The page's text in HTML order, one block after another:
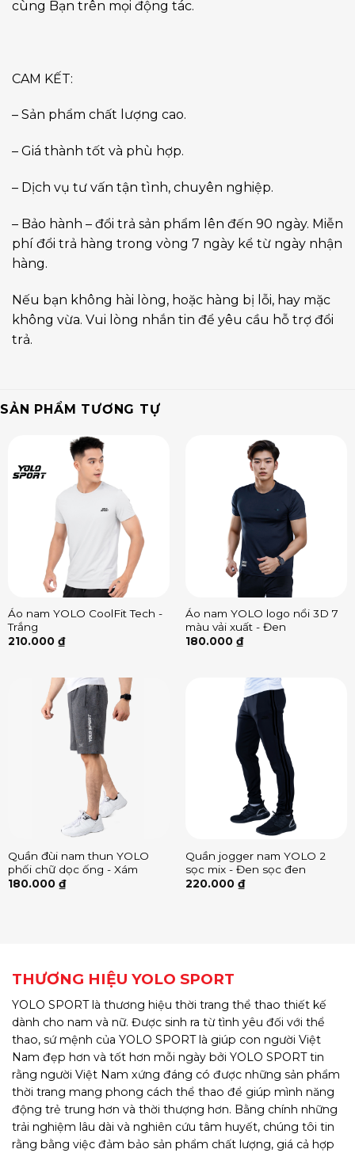
cùng Bạn trên mọi động tác.
CAM KẾT:
– Sản phẩm chất lượng cao.
– Giá thành tốt và phù hợp.
– Dịch vụ tư vấn tận tình, chuyên nghiệp.
– Bảo hành – đổi trả sản phẩm lên đến 90 ngày. Miễn
phí đổi trả hàng trong vòng 7 ngày kể từ ngày nhận
hàng.
Nếu bạn không hài lòng, hoặc hàng bị lỗi, hay mặc
không vừa. Vui lòng nhắn tin để yêu cầu hỗ trợ đổi
trả.
SẢN PHẨM TƯƠNG TỰ
Áo nam YOLO CoolFit Tech -
Trắng
210.000 ₫
Áo nam YOLO logo nổi 3D 7
màu vải xuất - Đen
180.000 ₫
Quần đùi nam thun YOLO
phối chữ dọc ống - Xám
180.000 ₫
Quần jogger nam YOLO 2
sọc mix - Đen sọc đen
220.000 ₫
THƯƠNG HIỆU YOLO SPORT
YOLO SPORT là thương hiệu thời trang thể thao thiết kế
dành cho nam và nữ. Được sinh ra từ tình yêu đối với thể
thao, sứ mệnh của YOLO SPORT là giúp con người Việt
Nam đẹp hơn và tốt hơn mỗi ngày bởi YOLO SPORT tin
rằng người Việt Nam xứng đáng có được những sản phẩm
thời trang mang phong cách thể thao để giúp mình năng
động trẻ trung hơn và thời thượng hơn. Bằng chính những
trải nghiệm lâu dài và nghiên cứu tâm huyết, chúng tôi tin
rằng bằng việc đảm bảo sản phẩm chất lượng, giá cả hợp